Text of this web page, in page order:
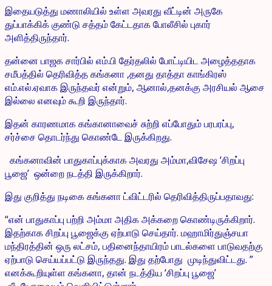
இதையடுத்து மணாலியில் உள்ள அவரது வீட்டின் அருகே
துப்பாக்கிக் குண்டு சத்தம் கேட்டதாக போலீசில் புகார்
அளித்திருந்தார்.
தன்னை பாஜக சார்பில் எம்.பி தேர்தலில் போட்டியிட அழைத்ததாக
சமீபத்தில் தெரிவித்த கங்கனா ,தனது தாத்தா காங்கிரஸ்
எம்.எல்.ஏவாக இருந்தவர் என்றும், ஆனால்,தனக்கு அரசியல் ஆசை
இல்லை எனவும் கூறி இருந்தார்.
இதன் காரணமாக கங்கானாவைச் சுற்றி எப்போதும் பரபரப்பு,
சர்ச்சை தொடர்ந்து கொண்டே இருக்கிறது.
கங்கனாவின் பாதுகாப்புக்காக அவரது அம்மா,விசேஷ ‘சிறப்பு
பூஜை’ ஒன்றை நடத்தி இருக்கிறார்.
இது குறித்து நடிகை கங்கனா ட்விட்டரில் தெரிவித்திருப்பதாவது:
“என் பாதுகாப்பு பற்றி அம்மா அதிக அக்கறை கொண்டிருக்கிறார்.
இதற்காக சிறப்பு பூஜைக்கு ஏற்பாடு செய்தார். மஹாமிர்துஞ்சயா
மந்திரத்தின் ஒரு லட்சம், பதினைந்தாயிரம் பாடல்களை பாடுவதற்கு
ஏற்பாடு செய்யப்பட்டு இருந்தது. இது தற்போது முடிந்துவிட்டது. ”
எனக்கூறியுள்ள கங்கனா, தான் நடத்திய ‘சிறப்பு பூஜை’